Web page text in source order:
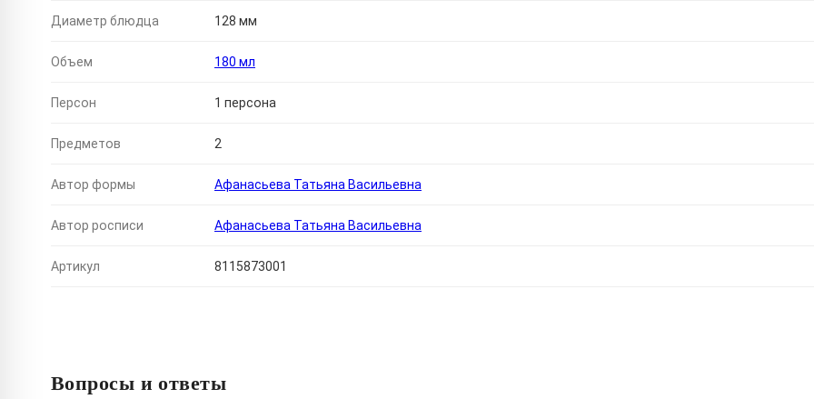
Диаметр блюдца 128 мм
Объем 180 мл
Персон 1 персона
Предметов 2
Автор формы Афанасьева Татьяна Васильевна
Автор росписи Афанасьева Татьяна Васильевна
Артикул 8115873001
Вопросы и ответы